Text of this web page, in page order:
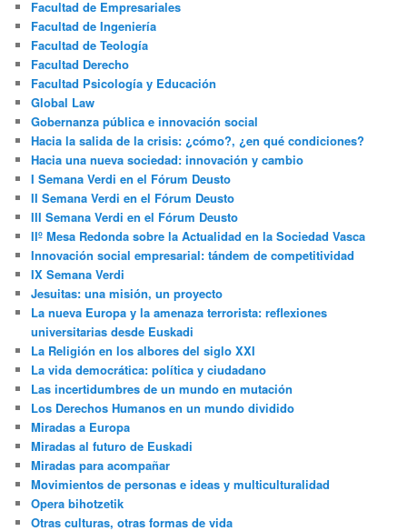
Facultad de Empresariales
Facultad de Ingeniería
Facultad de Teología
Facultad Derecho
Facultad Psicología y Educación
Global Law
Gobernanza pública e innovación social
Hacia la salida de la crisis: ¿cómo?, ¿en qué condiciones?
Hacia una nueva sociedad: innovación y cambio
I Semana Verdi en el Fórum Deusto
II Semana Verdi en el Fórum Deusto
III Semana Verdi en el Fórum Deusto
IIº Mesa Redonda sobre la Actualidad en la Sociedad Vasca
Innovación social empresarial: tándem de competitividad
IX Semana Verdi
Jesuitas: una misión, un proyecto
La nueva Europa y la amenaza terrorista: reflexiones
universitarias desde Euskadi
La Religión en los albores del siglo XXI
La vida democrática: política y ciudadano
Las incertidumbres de un mundo en mutación
Los Derechos Humanos en un mundo dividido
Miradas a Europa
Miradas al futuro de Euskadi
Miradas para acompañar
Movimientos de personas e ideas y multiculturalidad
Opera bihotzetik
Otras culturas, otras formas de vida